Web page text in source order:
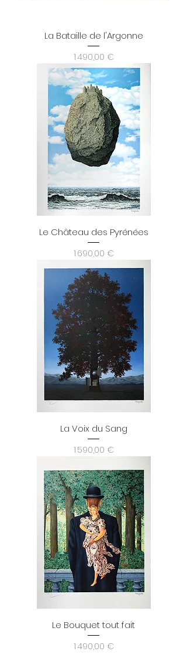
La Bataille de l'Argonne
Prix
1 490,00 €
Le Château des Pyrénées
Prix
1 690,00 €
La Voix du Sang
Prix
1 590,00 €
Le Bouquet tout fait
Prix
1 490,00 €